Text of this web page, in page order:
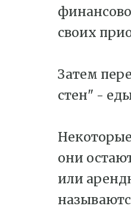
своих
Затем
стен" -
они
или